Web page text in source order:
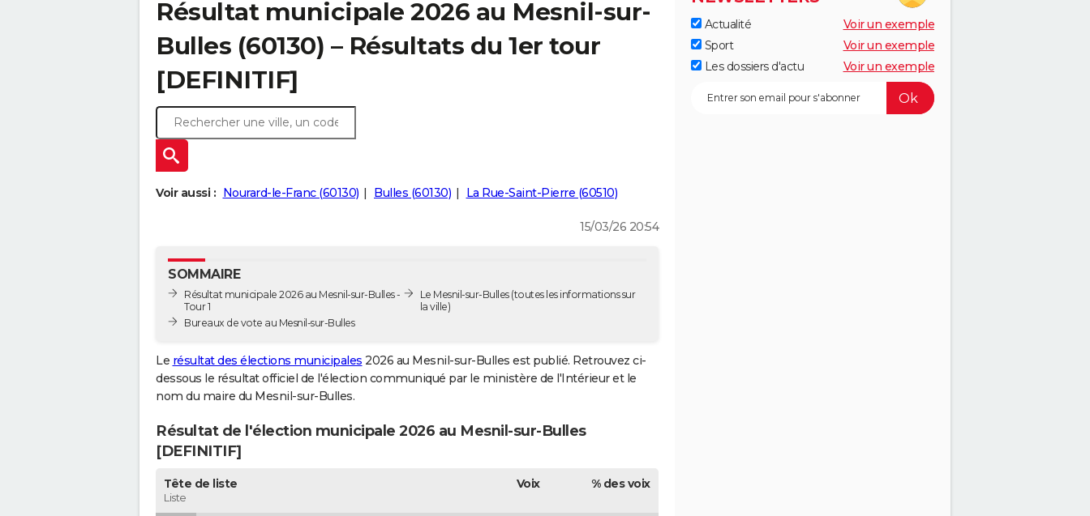
Résultat municipale 2026 au Mesnil-sur-
Bulles (60130) – Résultats du 1er tour
[DEFINITIF]
Voir aussi : Nourard-le-Franc (60130) Bulles (60130) La Rue-Saint-Pierre (60510)
15/03/26 20:54
SOMMAIRE
Résultat municipale 2026 au Mesnil-sur-Bulles -
Tour 1
Bureaux de vote au Mesnil-sur-Bulles
Le Mesnil-sur-Bulles(toutes les informations sur
la ville)
Le résultat des élections municipales 2026 au Mesnil-sur-Bulles est publié. Retrouvez ci-
dessous le résultat officiel de l'élection communiqué par le ministère de l'Intérieur et le
nom du maire du Mesnil-sur-Bulles.
Résultat de l'élection municipale 2026 au Mesnil-sur-Bulles
[DEFINITIF]
Tête de liste
Liste
Voix % des voix
Actualité
Voir un exemple
Sport
Voir un exemple
Les dossiers d'actu
Voir un exemple